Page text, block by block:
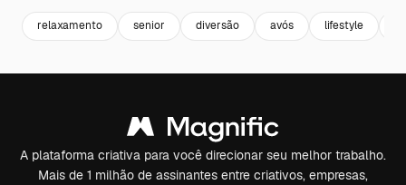
relaxamento senior diversão avós lifestyle
A plataforma criativa para você direcionar seu melhor trabalho.
Mais de 1 milhão de assinantes entre criativos, empresas,